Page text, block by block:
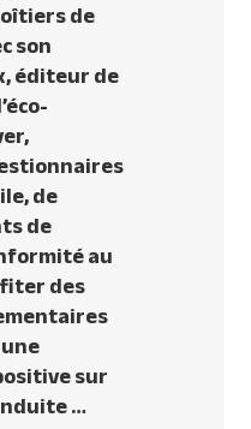
de
son
éditeur de
de
de
au
des
sur
…